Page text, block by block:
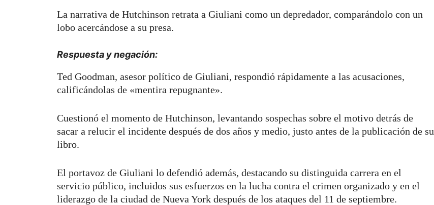
La narrativa de Hutchinson retrata a Giuliani como un depredador, comparándolo con un
lobo acercándose a su presa.
Respuesta y negación:
Ted Goodman, asesor político de Giuliani, respondió rápidamente a las acusaciones,
calificándolas de «mentira repugnante».
Cuestionó el momento de Hutchinson, levantando sospechas sobre el motivo detrás de
sacar a relucir el incidente después de dos años y medio, justo antes de la publicación de su
libro.
El portavoz de Giuliani lo defendió además, destacando su distinguida carrera en el
servicio público, incluidos sus esfuerzos en la lucha contra el crimen organizado y en el
liderazgo de la ciudad de Nueva York después de los ataques del 11 de septiembre.